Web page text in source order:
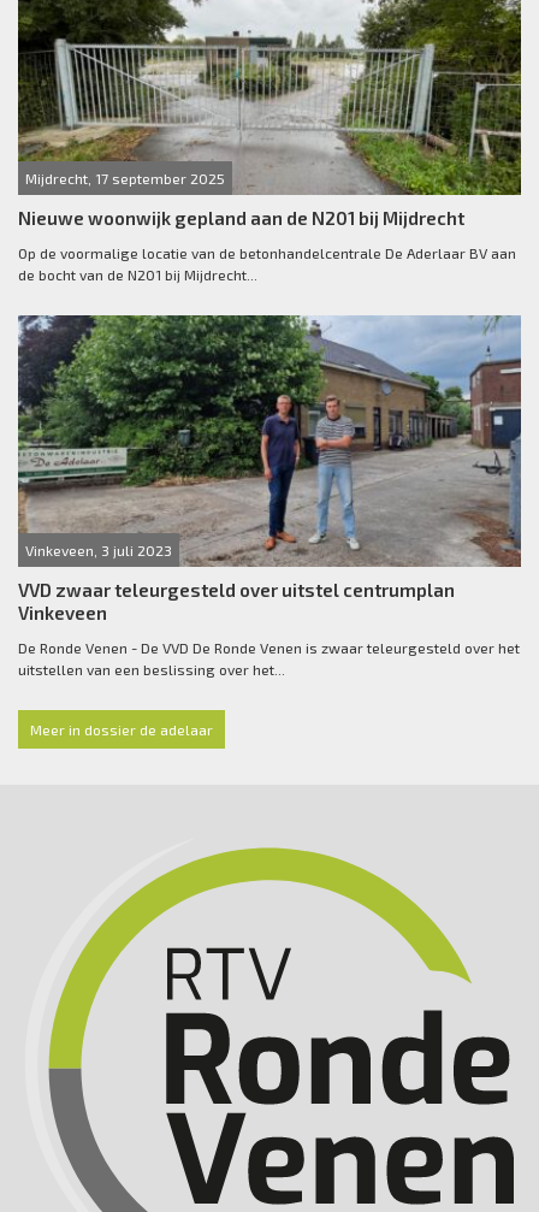
Mijdrecht, 17 september 2025
Nieuwe woonwijk gepland aan de N201 bij Mijdrecht
Op de voormalige locatie van de betonhandelcentrale De Aderlaar BV aan
de bocht van de N201 bij Mijdrecht...
Vinkeveen, 3 juli 2023
VVD zwaar teleurgesteld over uitstel centrumplan
Vinkeveen
De Ronde Venen - De VVD De Ronde Venen is zwaar teleurgesteld over het
uitstellen van een beslissing over het...
Meer in dossier de adelaar